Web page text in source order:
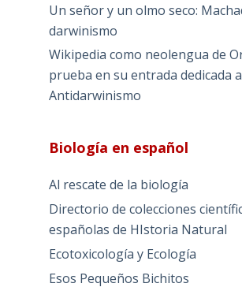
Un señor y un olmo seco:
darwinismo
Wikipedia como neolengua de
prueba en su entrada dedicada
Antidarwinismo
Biología en español
Al rescate de la biología
Directorio de colecciones
españolas de HIstoria Natural
Ecotoxicología y Ecología
Esos Pequeños Bichitos